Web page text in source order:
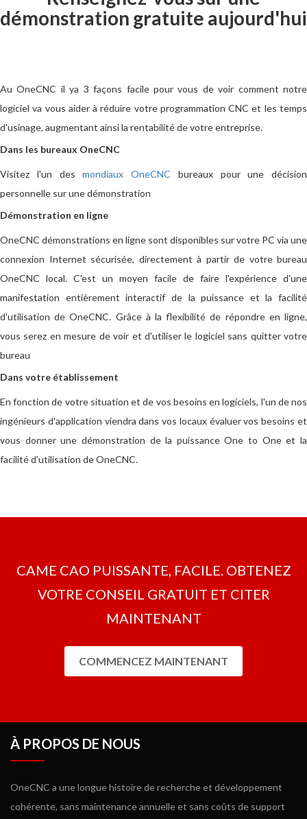
démonstration gratuite aujourd'hui
Au OneCNC il ya 3 façons facile pour vous de voir comment notre
logiciel va vous aider à réduire votre programmation CNC et les temps
d'usinage, augmentant ainsi la rentabilité de votre entreprise.
Dans les bureaux OneCNC
Visitez l'un desmondiaux OneCNC bureaux pour une décision
personnelle sur une démonstration
Démonstration en ligne
OneCNC démonstrations en ligne sont disponibles sur votre PC via une
connexion Internet sécurisée, directement à partir de votre bureau
OneCNC local. C'est un moyen facile de faire l'expérience d'une
manifestation entièrement interactif de la puissance et la facilité
d'utilisation de OneCNC. Grâce à la flexibilité de répondre en ligne,
vous serez en mesure de voir et d'utiliser le logiciel sans quitter votre
bureau
Dans votre établissement
En fonction de votre situation et de vos besoins en logiciels, l'un de nos
ingénieurs d'application viendra dans vos locaux évaluer vos besoins et
vous donner une démonstration de la puissance One to One et la
facilité d'utilisation de OneCNC.
CAME CAO PUISSANTE, FACILE. OBTENEZ
VOTRE CONSEIL GRATUIT ET CITER
MAINTENANT
COMMENCEZ MAINTENANT
À PROPOS DE NOUS
OneCNC a une longue histoire de recherche et développement
cohérente, sans maintenance annuelle et sans coûts de support